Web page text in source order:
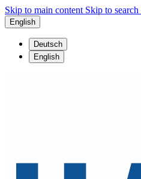
Skip to main content Skip to search
English
Deutsch
English